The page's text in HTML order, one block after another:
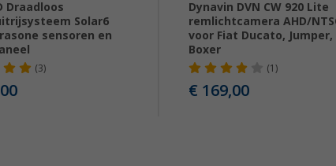
Draadloos
Solar6
sensoren en
(3)
Dynavin DVN CW 920 Lite
remlichtcamera AHD/
voor Fiat Ducato, Jumper,
Boxer
(1)
€ 169,00